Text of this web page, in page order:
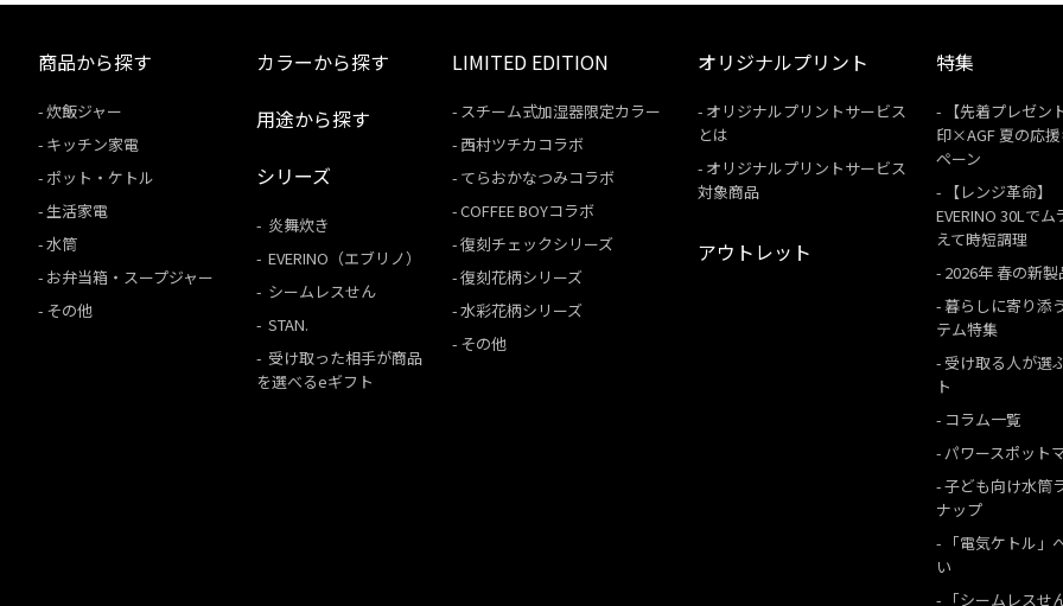
商品から探す
炊飯ジャー
キッチン家電
ポット・ケトル
生活家電
水筒
お弁当箱・スープジャー
その他
カラーから探す
用途から探す
シリーズ
炎舞炊き
EVERINO（エブリノ）
シームレスせん
STAN.
受け取った相手が商品
を選べるeギフト
LIMITED EDITION
スチーム式加湿器限定カラー
西村ツチカコラボ
てらおかなつみコラボ
COFFEE BOYコラボ
復刻チェックシリーズ
復刻花柄シリーズ
水彩花柄シリーズ
その他
オリジナルプリント
オリジナルプリントサービス
とは
オリジナルプリントサービス
対象商品
アウトレット
特集
【先着プレゼン
印×AGF 夏の応
ペーン
【レンジ革命】
EVERINO 30Lでム
えて時短調理
2026年 春の新製
暮らしに寄り添
テム特集
受け取る人が選
ト
コラム一覧
パワースポット
子ども向け水筒
ナップ
「電気ケトル」
い
「シームレスせ